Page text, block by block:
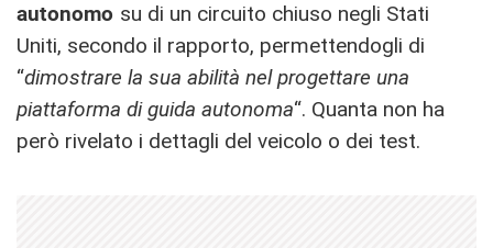
autonomo su di un circuito chiuso negli Stati
Uniti, secondo il rapporto, permettendogli di
“dimostrare la sua abilità nel progettare una
piattaforma di guida autonoma“. Quanta non ha
però rivelato i dettagli del veicolo o dei test.